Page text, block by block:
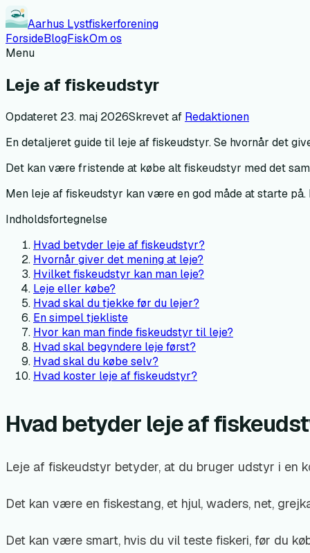
Aarhus Lystfiskerforening
ForsideBlogFiskOm os
Menu
Leje af fiskeudstyr
Opdateret 23. maj 2026Skrevet af Redaktionen
En detaljeret guide til leje af fiskeudstyr. Se hvornår det
Det kan være fristende at købe alt fiskeudstyr med det
Men leje af fiskeudstyr kan være en god måde at starte
Indholdsfortegnelse
Hvad betyder leje af fiskeudstyr?
Hvornår giver det mening at leje?
Hvilket fiskeudstyr kan man leje?
Leje eller købe?
Hvad skal du tjekke før du lejer?
En simpel tjekliste
Hvor kan man finde fiskeudstyr til leje?
Hvad skal begyndere leje først?
Hvad skal du købe selv?
Hvad koster leje af fiskeudstyr?
Hvad betyder leje af
Leje af fiskeudstyr betyder, at du bruger udstyr i en
Det kan være en fiskestang, et hjul, waders, net,
Det kan være smart, hvis du vil teste fiskeri, før du